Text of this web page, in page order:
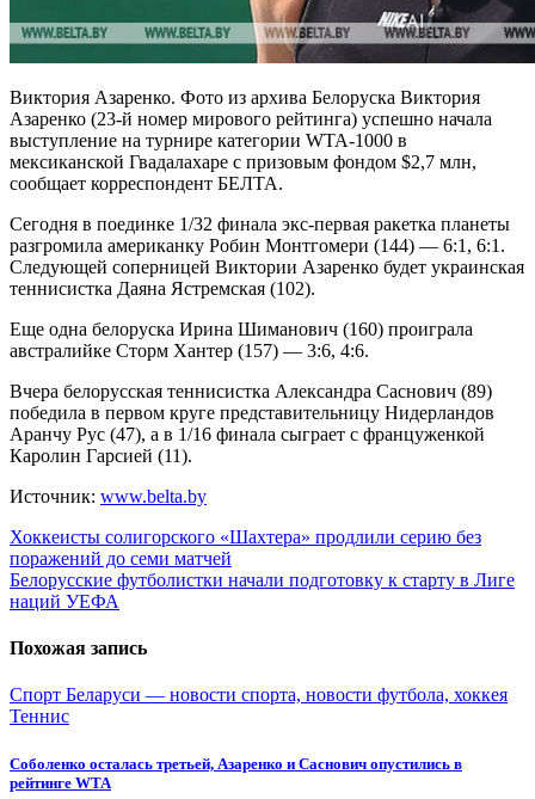
Виктория Азаренко. Фото из архива Белоруска Виктория
Азаренко (23-й номер мирового рейтинга) успешно начала
выступление на турнире категории WTA-1000 в
мексиканской Гвадалахаре с призовым фондом $2,7 млн,
сообщает корреспондент БЕЛТА.
Сегодня в поединке 1/32 финала экс-первая ракетка планеты
разгромила американку Робин Монтгомери (144) — 6:1, 6:1.
Следующей соперницей Виктории Азаренко будет украинская
теннисистка Даяна Ястремская (102).
Еще одна белоруска Ирина Шиманович (160) проиграла
австралийке Сторм Хантер (157) — 3:6, 4:6.
Вчера белорусская теннисистка Александра Саснович (89)
победила в первом круге представительницу Нидерландов
Аранчу Рус (47), а в 1/16 финала сыграет с француженкой
Каролин Гарсией (11).
Источник: www.belta.by
Навигация
по
записям
Хоккеисты солигорского «Шахтера» продлили серию без
поражений до семи матчей
Белорусские футболистки начали подготовку к старту в Лиге
наций УЕФА
Похожая запись
Спорт Беларуси — новости спорта, новости футбола, хоккея
Теннис
Соболенко осталась третьей, Азаренко и Саснович опустились в
рейтинге WTA